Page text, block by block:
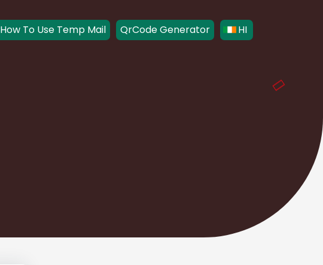
How To Use Temp Mail QrCode Generator HI